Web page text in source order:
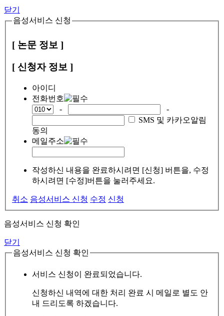
닫기
음성서비스 신청
[ 논문 정보 ]
[ 신청자 정보 ]
아이디
전화번호
-
-
SMS 및 카카오알림
동의
메일주소
작성하신 내용을 완료하시려면 [신청] 버튼을, 수정
하시려면 [수정]버튼을 눌러주세요.
취소 음성서비스 신청 수정 신청
음성서비스 신청 확인
닫기
음성서비스 신청 확인
서비스 신청이 완료되었습니다.
신청하신 내역에 대한 처리 완료 시 메일로 별도 안
내 드리도록 하겠습니다.